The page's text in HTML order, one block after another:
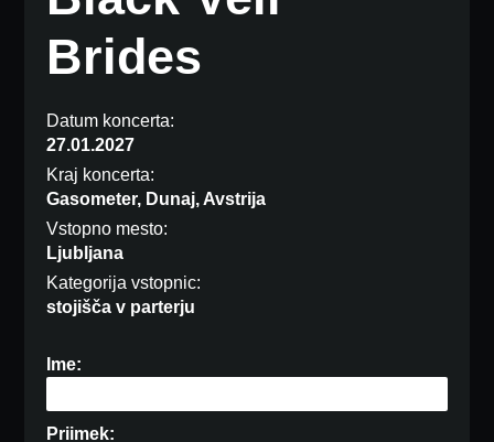
Brides
Datum koncerta:
27.01.2027
Kraj koncerta:
Gasometer, Dunaj, Avstrija
Vstopno mesto:
Ljubljana
Kategorija vstopnic:
stojišča v parterju
Ime:
Priimek: